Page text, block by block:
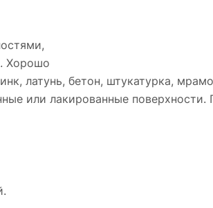
Хорошо
латунь, бетон, штукатурка,
или лакированные